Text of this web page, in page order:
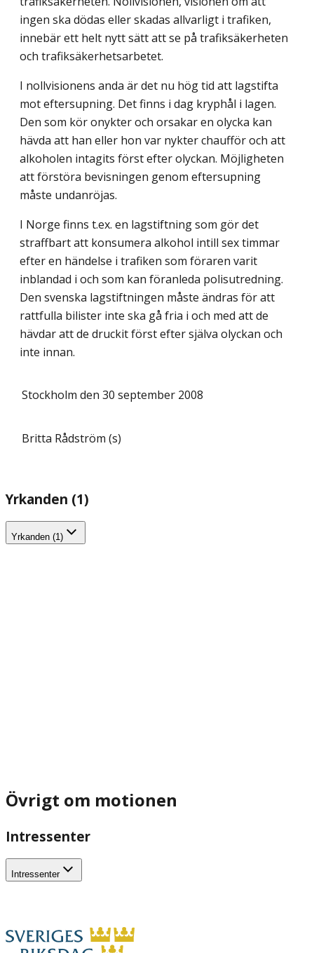
ingen ska dödas eller skadas allvarligt i trafiken,
innebär ett helt nytt sätt att se på trafiksäkerheten
och trafiksäkerhetsarbetet.
I nollvisionens anda är det nu hög tid att lagstifta
mot eftersupning. Det finns i dag kryphål i lagen.
Den som kör onykter och orsakar en olycka kan
hävda att han eller hon var nykter chaufför och att
alkoholen intagits först efter olyckan. Möjligheten
att förstöra bevisningen genom eftersupning
måste undanröjas.
I Norge finns t.ex. en lagstiftning som gör det
straffbart att konsumera alkohol intill sex timmar
efter en händelse i trafiken som föraren varit
inblandad i och som kan föranleda polisutredning.
Den svenska lagstiftningen måste ändras för att
rattfulla bilister inte ska gå fria i och med att de
hävdar att de druckit först efter själva olyckan och
inte innan.
Stockholm den 30 september 2008
Britta Rådström (s)
Yrkanden (1)
Yrkanden (1)
Övrigt om motionen
Intressenter
Intressenter